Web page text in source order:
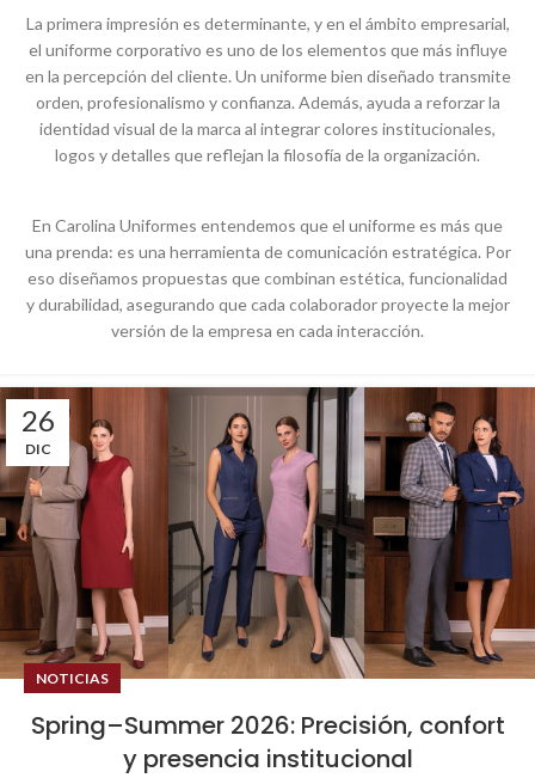
La primera impresión es determinante, yen el ámbito empresarial,
el uniforme corporativo es uno delos elementos que más influye
en la percepción del cliente. Un uniformebien diseñado transmite
orden, profesionalismo yconfianza.Además, ayuda a reforzarla
identidad visual de la marca al integrarcolores institucionales,
logos ydetalles quereflejan la filosofía de la organización.
En Carolina Uniformes entendemos queel uniformees más que
una prenda: es una herramienta decomunicación estratégica. Por
eso diseñamos propuestas quecombinan estética, funcionalidad
ydurabilidad, asegurando que cada colaborador proyectela mejor
versión de la empresa en cada interacción.
26
DIC
NOTICIAS
Spring–Summer 2026: Precisión, confort
y presencia institucional